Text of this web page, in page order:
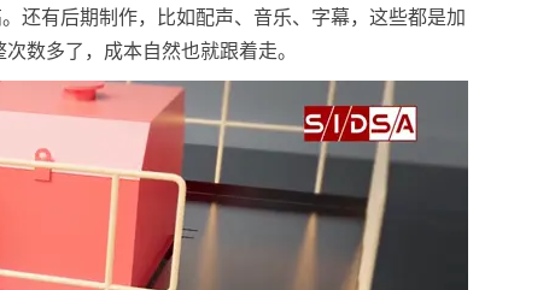
还有后期制作，比如配声、音乐、字幕，这些都是加
数多了，成本自然也就跟着走。